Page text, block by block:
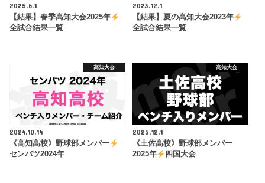
2025.6.1
【結果】春季高知大会2025年
全試合結果一覧
2023.12.1
【結果】夏の高知大会2023年
全試合結果一覧
高知大会
2024.10.14
《高知高校》野球部メンバー
センバツ2024年
高知大会
2025.12.1
《土佐高校》野球部メンバー
2025年
四国大会